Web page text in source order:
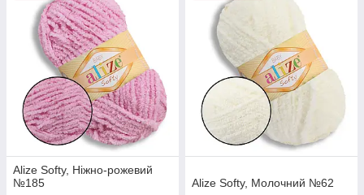
Alize Softy, Ніжно-рожевий
№185
Alize Softy, Молочний №62